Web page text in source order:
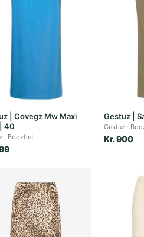
| Covegz Mw Maxi
40
Booztlet
Gestuz |
Gestuz
Kr. 900